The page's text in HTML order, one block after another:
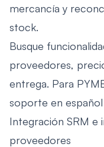
mercancía y
stock.
Busque
proveedores,
entrega. Para
soporte en
Integración SRM e
proveedores